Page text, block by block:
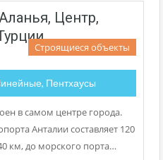
Центр,
Строящиеся объекты
Пентхаусы
в самом центре города.
Анталии составляет 120
км, до морского порта…